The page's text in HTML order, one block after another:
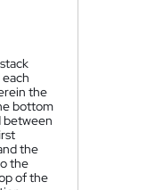
the
bottom
between
the
the
of the